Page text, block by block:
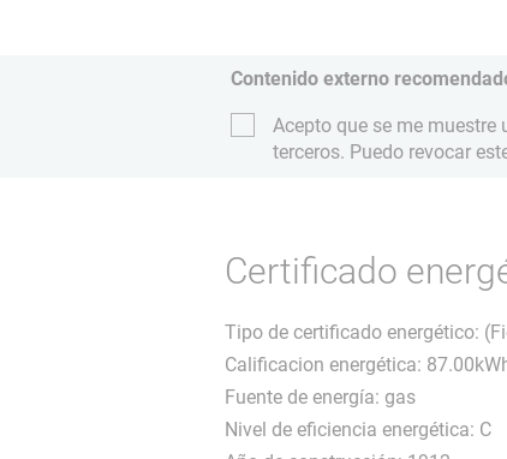
Contenido externo
Acepto que se me
terceros. Puedo revocar
Certificado
Tipo de certificado energético:
Calificacion energética:
Fuente de energía: gas
Nivel de eficiencia energética: C